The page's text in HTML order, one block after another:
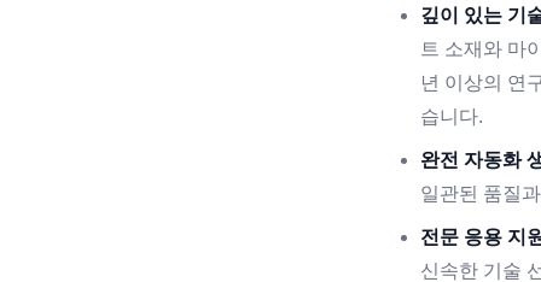
깊이 있는 기
트 소재와 마
년 이상의 연
습니다.
완전 자동화
일관된 품질
전문 응용 지
신속한 기술